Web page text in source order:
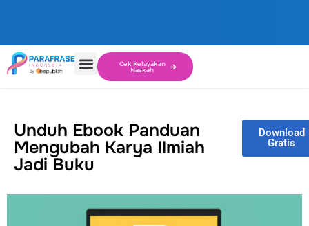
Cek Kelayakan
Naskah
Unduh Ebook Panduan
Mengubah Karya Ilmiah
Jadi Buku
Download
Gratis